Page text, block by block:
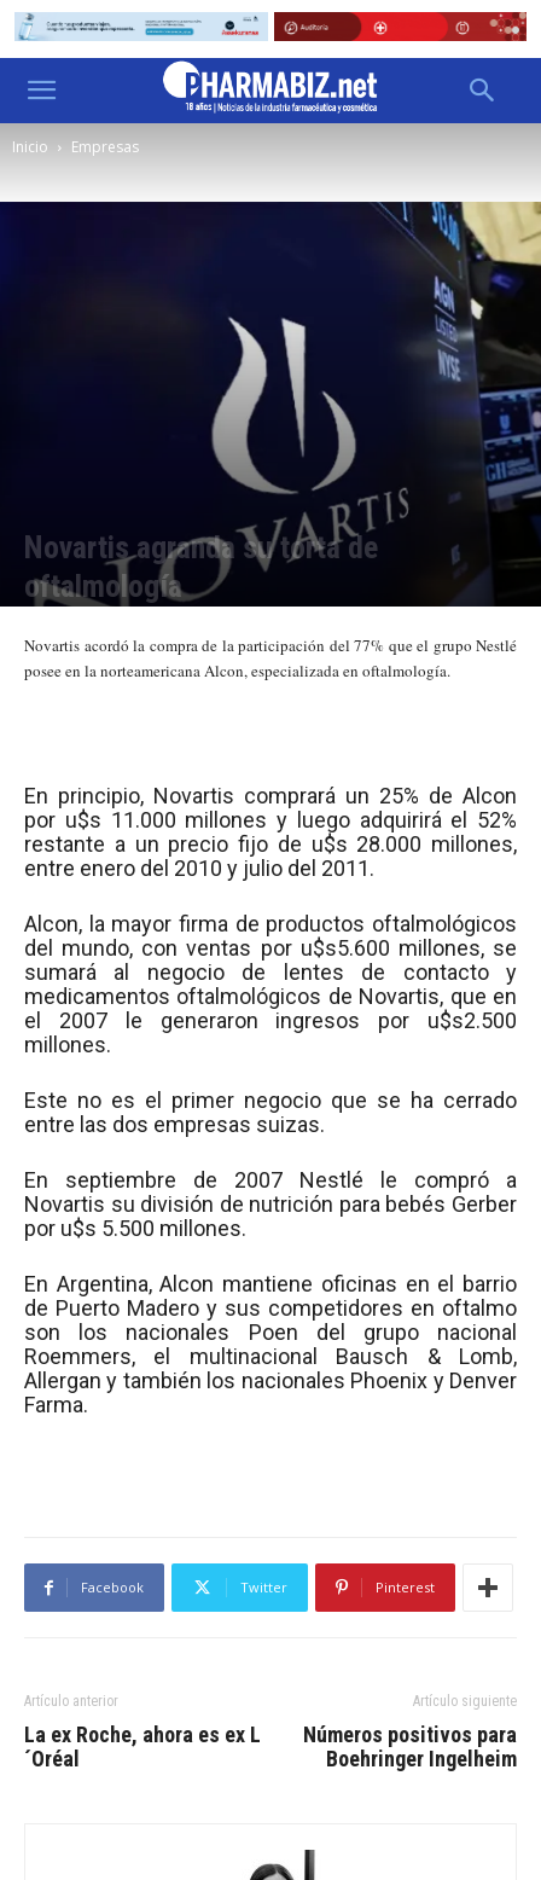
Inicio Empresas
Novartis agranda su torta de
oftalmología
Novartis acordó la compra de la participación del 77% que el grupo Nestlé
posee en la norteamericana Alcon, especializada en oftalmología.
En principio, Novartis comprará un 25% de Alcon
por u$s 11.000 millones y luego adquirirá el 52%
restante a un precio fijo de u$s 28.000 millones,
entre enero del 2010 y julio del 2011.
Alcon, la mayor firma de productos oftalmológicos
del mundo, con ventas por u$s5.600 millones, se
sumará al negocio de lentes de contacto y
medicamentos oftalmológicos de Novartis, que en
el 2007 le generaron ingresos por u$s2.500
millones.
Este no es el primer negocio que se ha cerrado
entre las dos empresas suizas.
En septiembre de 2007 Nestlé le compró a
Novartis su división de nutrición para bebés Gerber
por u$s 5.500 millones.
En Argentina, Alcon mantiene oficinas en el barrio
de Puerto Madero y sus competidores en oftalmo
son los nacionales Poen del grupo nacional
Roemmers, el multinacional Bausch & Lomb,
Allergan y también los nacionales Phoenix y Denver
Farma.
Facebook Twitter Pinterest
Artículo anterior
La ex Roche, ahora es ex L
´Oréal
Artículo siguiente
Números positivos para
Boehringer Ingelheim